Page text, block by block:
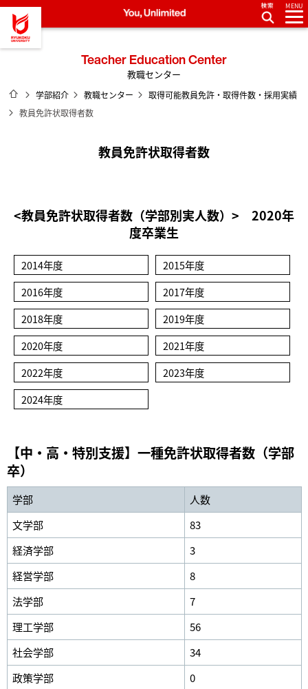
龍谷大学 You, Unlimited
MENU
Teacher Education Center
教職センター
ホーム
学部紹介 教職センター
取得可能教員免許・取得件数・採用実績
教員免許状取得者数
教員免許状取得者数
<教員免許状取得者数（学部別実人数）> 2020年
度卒業生
2014年度
2015年度
2016年度
2017年度
2018年度
2019年度
2020年度
2021年度
2022年度
2023年度
2024年度
【中・高・特別支援】一種免許状取得者数（学部
卒）
学部
人数
文学部
83
経済学部
3
経営学部
8
法学部
7
理工学部
56
社会学部
34
政策学部
0